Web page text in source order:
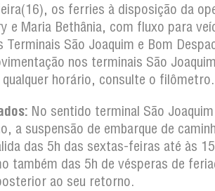
os ferries à disposição da
e Maria Bethânia, com fluxo para
Terminais São Joaquim e Bom
nos terminais São
qualquer horário, consulte o filômetro.
No sentido terminal São
a suspensão de embarque de
das 5h das sextas-feiras até às
também das 5h de vésperas de
ao seu retorno.